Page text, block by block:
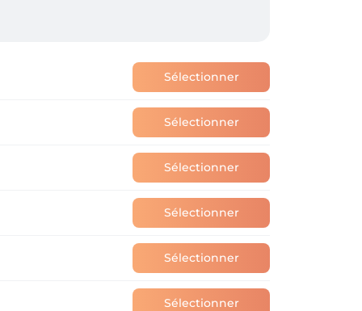
Sélectionner
Sélectionner
Sélectionner
Sélectionner
Sélectionner
Sélectionner